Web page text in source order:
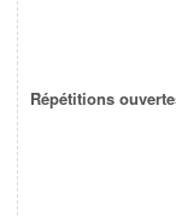
Répétitions